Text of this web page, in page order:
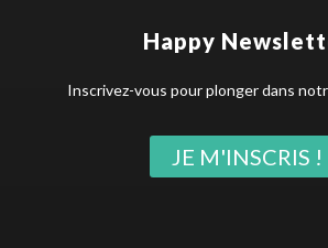
Happy
Inscrivez-vous pour plonger dans
JE M'INSCRIS !